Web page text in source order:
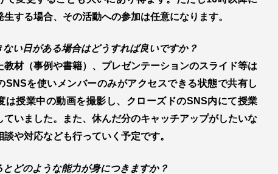
生する場合、その活動への参加は任意になります。
ない日がある場合はどうすれば良いですか？
教材（事例や書籍）、プレゼンテーションのスライド等は
SNSを使いメンバーのみがアクセスできる状態で共有し
は授業中の動画を撮影し、クローズドのSNS内にて授業
ていました。また、休んだ分のキャッチアップがしたいな
談や対応なども行っていく予定です。
とどのような能力が身につきますか？